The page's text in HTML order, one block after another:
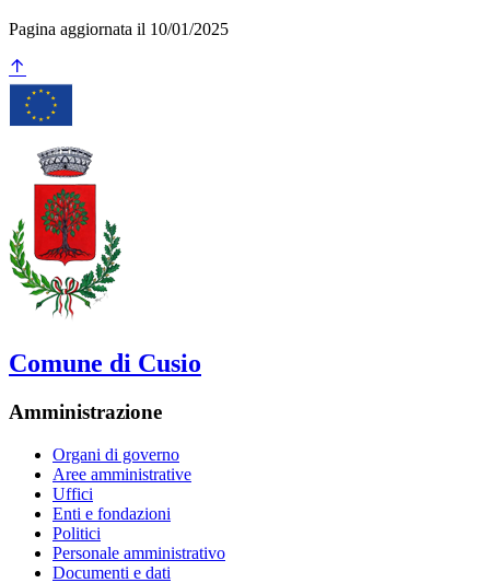
Pagina aggiornata il 10/01/2025
Comune di Cusio
Amministrazione
Organi di governo
Aree amministrative
Uffici
Enti e fondazioni
Politici
Personale amministrativo
Documenti e dati